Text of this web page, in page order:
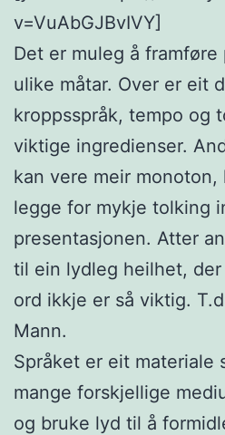
v=VuAbGJBvIVY]
Det er muleg å framføre
ulike måtar. Over er eit
kroppsspråk, tempo og
viktige ingredienser.
kan vere meir
legge for mykje tolking
presentasjonen. Atter
til ein lydleg heilhet,
ord ikkje er så viktig.
Mann.
Språket er eit materiale
mange forskjellige
og bruke lyd til å